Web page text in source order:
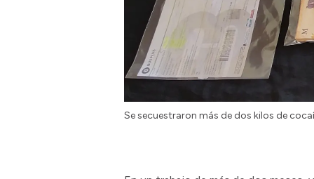
Se secuestraron más de dos kilos de